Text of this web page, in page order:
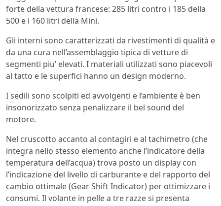
forte della vettura francese: 285 litri contro i 185 della
500 e i 160 litri della Mini.
Gli interni sono caratterizzati da rivestimenti di qualità e
da una cura nell’assemblaggio tipica di vetture di
segmenti piu’ elevati. I materiali utilizzati sono piacevoli
al tatto e le superfici hanno un design moderno.
I sedili sono scolpiti ed avvolgenti e l’ambiente è ben
insonorizzato senza penalizzare il bel sound del
motore.
Nel cruscotto accanto al contagiri e al tachimetro (che
integra nello stesso elemento anche l’indicatore della
temperatura dell’acqua) trova posto un display con
l’indicazione del livello di carburante e del rapporto del
cambio ottimale (Gear Shift Indicator) per ottimizzare i
consumi. Il volante in pelle a tre razze si presenta